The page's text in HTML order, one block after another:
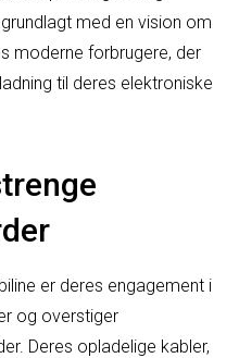
med en vision om
moderne forbrugere, der
til deres elektroniske
er deres engagement i
og overstiger
Deres opladelige kabler,